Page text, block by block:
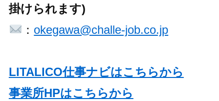
掛けられます)
： okegawa@challe-job.co.jp
LITALICO仕事ナビはこちらから
事業所HPはこちらから